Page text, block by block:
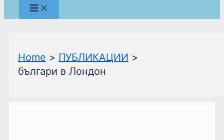
Home
ПУБЛИКАЦИИ
българи в Лондон